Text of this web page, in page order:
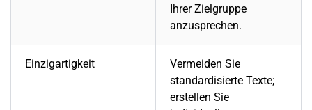
Ihrer Zielgruppe
anzusprechen.
Einzigartigkeit
Vermeiden Sie
standardisierte Texte;
erstellen Sie